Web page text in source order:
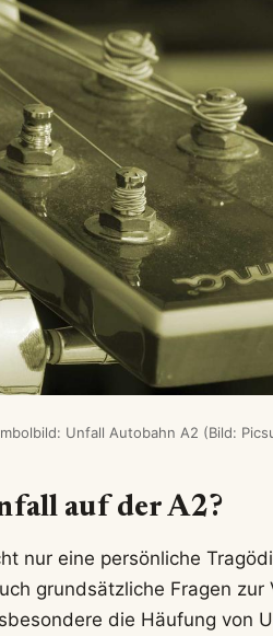
Unfall Autobahn A2 (Bild:
auf der A2?
nur eine persönliche
grundsätzliche Fragen zur
die Häufung von